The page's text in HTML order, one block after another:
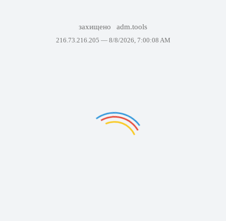
захищено adm.tools
216.73.216.205 — 8/8/2026, 7:00:08 AM